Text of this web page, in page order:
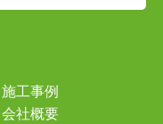
施工事例
会社概要